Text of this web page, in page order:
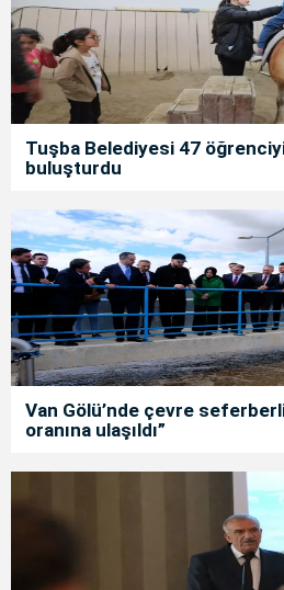
Tuşba Belediyesi 47
buluşturdu
Van Gölü’nde çevre
oranına ulaşıldı”